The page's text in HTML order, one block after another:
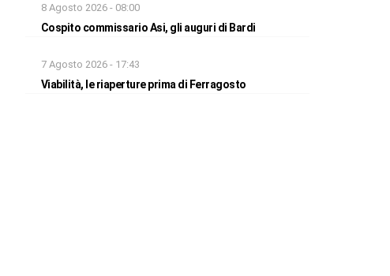
8 Agosto 2026 - 08:00
Cospito commissario Asi, gli auguri di Bardi
7 Agosto 2026 - 17:43
Viabilità, le riaperture prima di Ferragosto